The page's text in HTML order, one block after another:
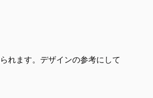
れます。デザインの参考にして